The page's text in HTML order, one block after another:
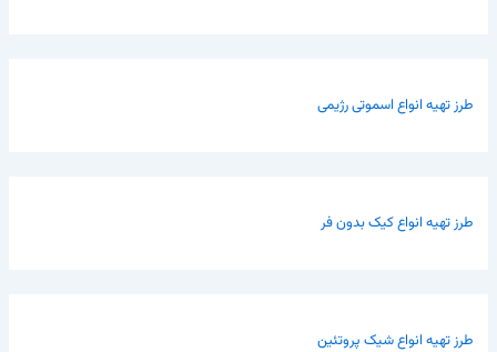
طرز تهیه انواع اسموتی رژیمی
طرز تهیه انواع کیک بدون فر
طرز تهیه انواع شیک پروتئین